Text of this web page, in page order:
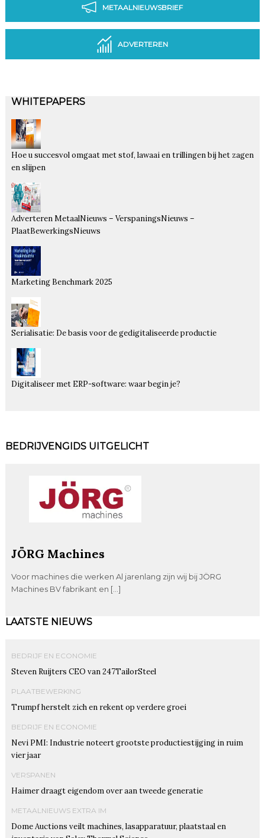
METAALNIEUWSBRIEF
ADVERTEREN
WHITEPAPERS
Hoe u succesvol omgaat met stof, lawaai en trillingen bij het zagen
en slijpen
Adverteren MetaalNieuws – VerspaningsNieuws –
PlaatBewerkingsNieuws
Marketing Benchmark 2025
Serialisatie: De basis voor de gedigitaliseerde productie
Digitaliseer met ERP-software: waar begin je?
BEDRIJVENGIDS UITGELICHT
JÖRG Machines
Voor machines die werken Al jarenlang zijn wij bij JÖRG
Machines BV fabrikant en […]
LAATSTE NIEUWS
BEDRIJF EN ECONOMIE
Steven Ruijters CEO van 247TailorSteel
PLAATBEWERKING
Trumpf herstelt zich en rekent op verdere groei
BEDRIJF EN ECONOMIE
Nevi PMI: Industrie noteert grootste productiestijging in ruim
vier jaar
VERSPANEN
Haimer draagt eigendom over aan tweede generatie
METAALNIEUWS EXTRA IM
Dome Auctions veilt machines, lasapparatuur, plaatstaal en